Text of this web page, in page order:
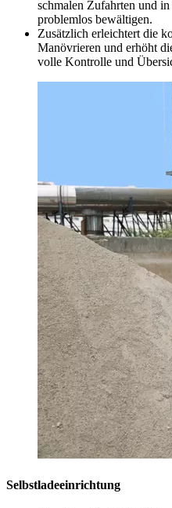
schmalen Zufahrten und
problemlos bewältigen.
Zusätzlich erleichtert die
Manövrieren und erhöht
volle Kontrolle und
Selbstladeeinrichtung